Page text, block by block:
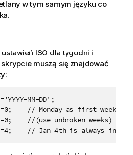
w tym samym języku co
ISO dla tygodni i
muszą się znajdować
MM-DD';
=0;    // Monday as first week day
=0;    //(use unbroken weeks)
=4;    // Jan 4th is always in